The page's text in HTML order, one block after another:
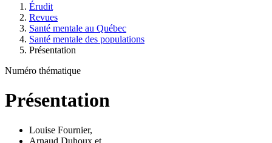
Érudit
Revues
Santé mentale au Québec
Santé mentale des populations
Présentation
Numéro thématique
Présentation
Louise Fournier,
Arnaud Duhoux et